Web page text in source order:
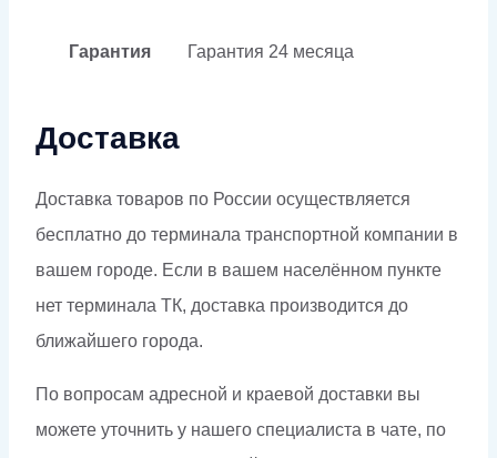
Гарантия Гарантия 24 месяца
Доставка
Доставка товаров по России осуществляется
бесплатно до терминала транспортной компании в
вашем городе. Если в вашем населённом пункте
нет терминала ТК, доставка производится до
ближайшего города.
По вопросам адресной и краевой доставки вы
можете уточнить у нашего специалиста в чате, по